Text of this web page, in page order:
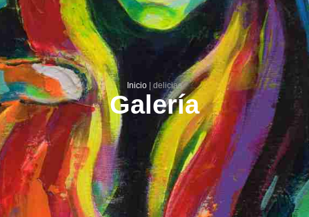
Inicio delicias
Galería